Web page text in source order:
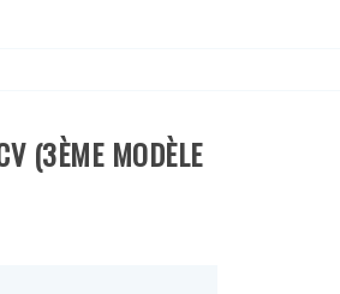
(3ÈME MODÈLE